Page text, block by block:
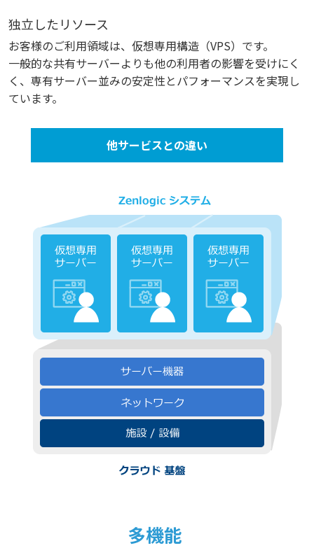
独立したリソース
お客様のご利用領域は、仮想専用構造（VPS）です。
一般的な共有サーバーよりも他の利用者の影響を受けにく
く、専有サーバー並みの安定性とパフォーマンスを実現し
ています。
他サービスとの違い
多機能